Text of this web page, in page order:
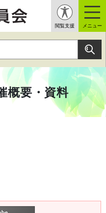
閲覧支援 メニュー
概要・資料